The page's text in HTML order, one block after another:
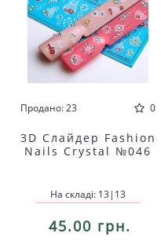
Продано: 23 0
3D Слайдер Fashion
Nails Crystal №046
На складі: 13|13
45.00 грн.